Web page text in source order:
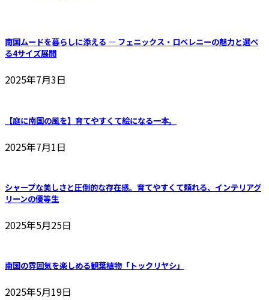
ら
す
品
品
南国ムードを暮らしに添える ― フェニックス・ロベレニーの魅力と選べ
る4サイズ展開
2025年7月3日
【庭に南国の風を】育てやすくて絵になる一本。
2025年7月1日
シャープな美しさと圧倒的な存在感。育てやすくて頼れる、インテリアグ
リーンの優等生
2025年5月25日
南国の雰囲気を楽しめる観葉植物「トックリヤシ」
2025年5月19日